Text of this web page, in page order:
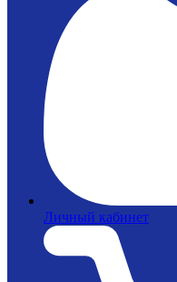
Личный кабинет